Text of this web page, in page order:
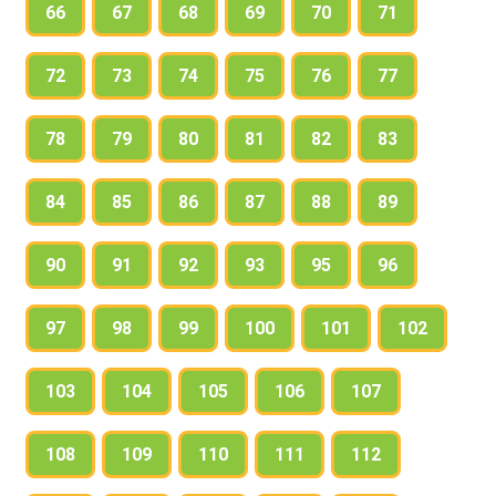
66 67 68 69 70 71
72 73 74 75 76 77
78 79 80 81 82 83
84 85 86 87 88 89
90 91 92 93 95 96
97 98 99 100 101 102
103 104 105 106 107
108 109 110 111 112